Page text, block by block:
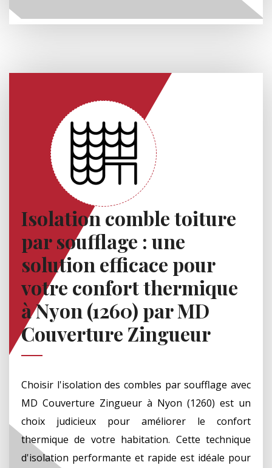
Isolation comble toiture
par soufflage : une
solution efficace pour
votre confort thermique
à Nyon (1260) par MD
Couverture Zingueur
Choisir l'isolation des combles par soufflage avec
MD Couverture Zingueur à Nyon (1260) est un
choix judicieux pour améliorer le confort
thermique de votre habitation. Cette technique
d'isolation performante et rapide est idéale pour